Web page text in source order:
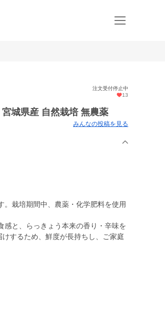
注文受付停止中
13
城県産 自然栽培 無農薬
みんなの投稿を見る
栽培期間中、農薬・化学肥料を使用
感と、らっきょう本来の香り・辛味を
するため、鮮度が長持ちし、ご家庭